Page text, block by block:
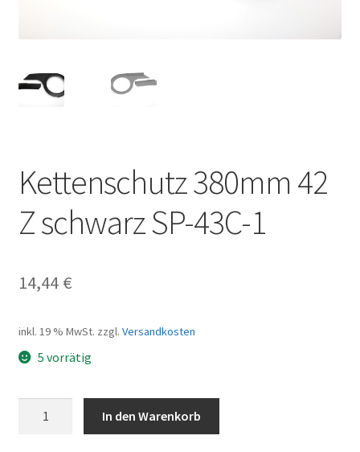
Zahlungsarten
Kettenschutz 380mm 42
Z schwarz SP-43C-1
14,44 €
inkl. 19 % MwSt. zzgl. Versandkosten
5 vorrätig
In den Warenkorb